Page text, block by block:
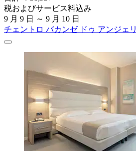
税およびサービス料込み
9 月 9 日 ～ 9 月 10 日
チェントロ バカンゼ ドゥ アンジェリ